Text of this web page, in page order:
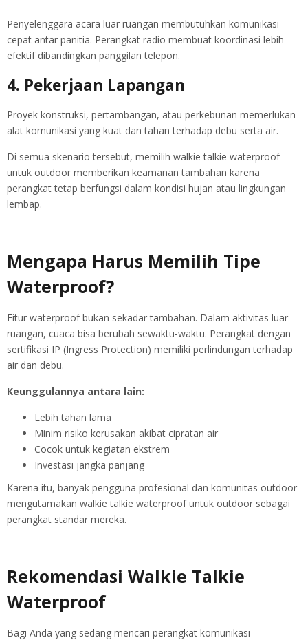
Penyelenggara acara luar ruangan membutuhkan komunikasi
cepat antar panitia. Perangkat radio membuat koordinasi lebih
efektif dibandingkan panggilan telepon.
4. Pekerjaan Lapangan
Proyek konstruksi, pertambangan, atau perkebunan memerlukan
alat komunikasi yang kuat dan tahan terhadap debu serta air.
Di semua skenario tersebut, memilih walkie talkie waterproof
untuk outdoor memberikan keamanan tambahan karena
perangkat tetap berfungsi dalam kondisi hujan atau lingkungan
lembap.
Mengapa Harus Memilih Tipe
Waterproof?
Fitur waterproof bukan sekadar tambahan. Dalam aktivitas luar
ruangan, cuaca bisa berubah sewaktu-waktu. Perangkat dengan
sertifikasi IP (Ingress Protection) memiliki perlindungan terhadap
air dan debu.
Keunggulannya antara lain:
Lebih tahan lama
Minim risiko kerusakan akibat cipratan air
Cocok untuk kegiatan ekstrem
Investasi jangka panjang
Karena itu, banyak pengguna profesional dan komunitas outdoor
mengutamakan walkie talkie waterproof untuk outdoor sebagai
perangkat standar mereka.
Rekomendasi Walkie Talkie
Waterproof
Bagi Anda yang sedang mencari perangkat komunikasi